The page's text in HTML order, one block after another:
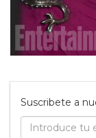
Suscribete a